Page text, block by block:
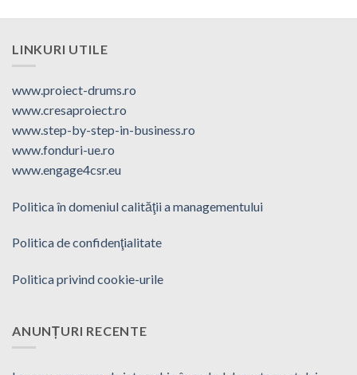
LINKURI UTILE
www.proiect-drums.ro
www.cresaproiect.ro
www.step-by-step-in-business.ro
www.fonduri-ue.ro
www.engage4csr.eu
Politica în domeniul calităţii a managementului
Politica de confidenţialitate
Politica privind cookie-urile
ANUNȚURI RECENTE